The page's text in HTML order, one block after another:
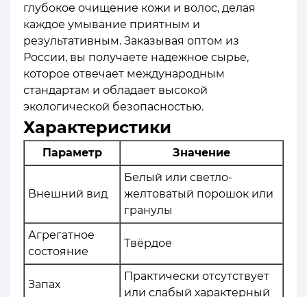
глубокое очищение кожи и волос, делая
каждое умывание приятным и
результативным. Заказывая оптом из
России, вы получаете надежное сырье,
которое отвечает международным
стандартам и обладает высокой
экологической безопасностью.
Характеристики
Параметр Значение
Внешний вид
Белый или светло-
желтоватый порошок или
гранулы
Агрегатное
состояние
Твёрдое
Запах
Практически отсутствует
или слабый характерный